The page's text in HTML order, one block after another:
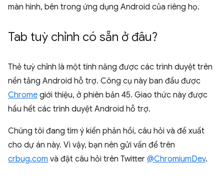
màn hình, bên trong ứng dụng Android của riêng họ.
Tab tuỳ chỉnh có sẵn ở đâu?
Thẻ tuỳ chỉnh là một tính năng được các trình duyệt trên
nền tảng Android hỗ trợ. Công cụ này ban đầu được
Chrome giới thiệu, ở phiên bản 45. Giao thức này được
hầu hết các trình duyệt Android hỗ trợ.
Chúng tôi đang tìm ý kiến phản hồi, câu hỏi và đề xuất
cho dự án này. Vì vậy, bạn nên gửi vấn đề trên
crbug.com và đặt câu hỏi trên Twitter @ChromiumDev.